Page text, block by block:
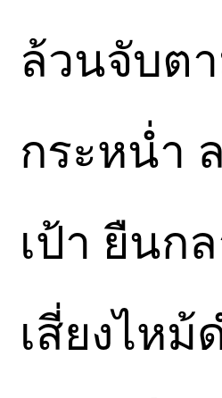
ล้วนจับต
กระหน่ำ
เป้า ยืนก
เสี่ยงไหม้